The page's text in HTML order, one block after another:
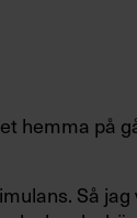
hemma på
Så jag